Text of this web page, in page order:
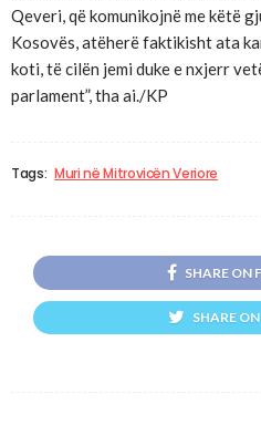
Qeveri, që komunikojnë me këtë
Kosovës, atëherë faktikisht ata
koti, të cilën jemi duke e nxjerr
parlament”, tha ai./KP
Tags: Muri në Mitrovicën Veriore
SHARE ON
SHARE